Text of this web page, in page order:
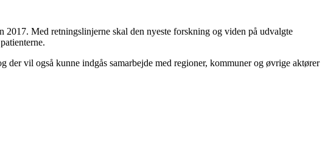
Med retningslinjerne skal den nyeste forskning og viden på udvalgte
der vil også kunne indgås samarbejde med regioner, kommuner og øvrige aktører